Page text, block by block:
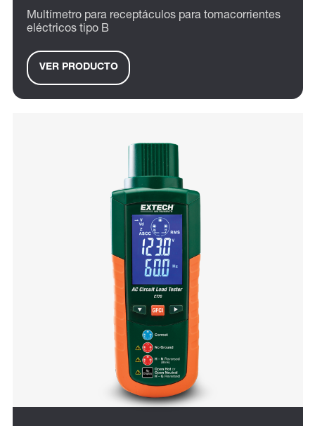
Multímetro para receptáculos para tomacorrientes
eléctricos tipo B
VER PRODUCTO